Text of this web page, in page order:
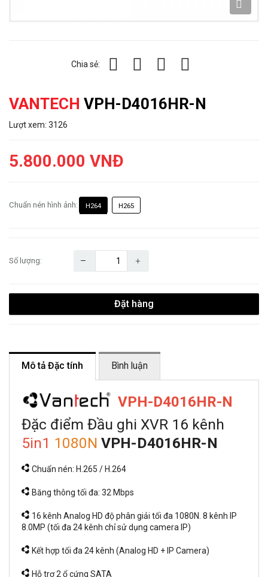
VANTECH VPH-D4016HR-N
Lượt xem: 3126
5.800.000 VNĐ
Chuẩn nén hình ảnh: H264 H265
Số lượng:
Đặt hàng
Chia sẻ:
Mô tả Đặc tính Bình luận
VPH-D4016HR-N
Đặc điểm Đầu ghi XVR 16 kênh
5in1 1080N VPH-D4016HR-N
Chuẩn nén: H.265 / H.264
Băng thông tối đa: 32 Mbps
16 kênh Analog HD độ phân giải tối đa 1080N. 8 kênh IP
8.0MP (tối đa 24 kênh chỉ sử dụng camera IP)
Kết hợp tối đa 24 kênh (Analog HD + IP Camera)
Hỗ trợ 2 ổ cứng SATA